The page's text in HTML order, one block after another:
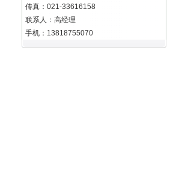
传真：021-33616158
联系人：高经理
手机：13818755070